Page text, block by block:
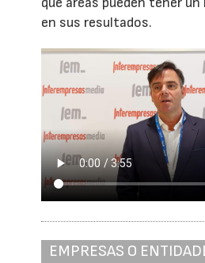
en sus resultados.
EMPRESAS O